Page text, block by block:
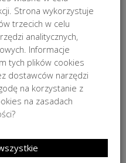
Malwina Konopacka
zł
Strona wykorzystuje
trzecich w celu
analitycznych,
Informacje
tych plików cookies
dostawców narzędzi
na korzystanie z
na zasadach